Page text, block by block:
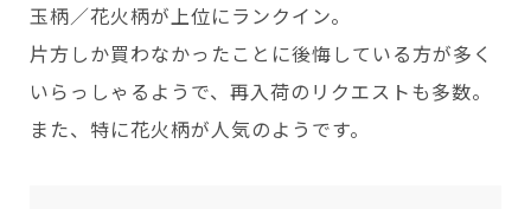
玉柄／花火柄が上位にランクイン。
片方しか買わなかったことに後悔している方が多く
いらっしゃるようで、再入荷のリクエストも多数。
また、特に花火柄が人気のようです。